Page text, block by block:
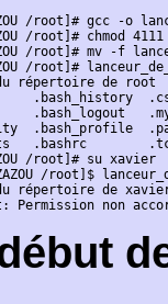
/root]# gcc -o
/root]# chmod
/root]# mv -f
/root]#
répertoire de root
.bash_history
.bash_profile
.bashrc
/root]# su xavier
/root]$
répertoire de
non